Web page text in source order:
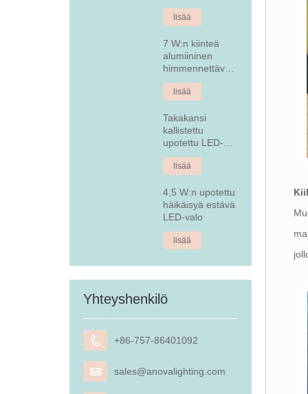
alasvalo
lisää
7 W:n kiinteä
alumiininen
himmennettävä
upotettu LED-
alasvalo
lisää
Takakansi
kallistettu
upotettu LED-
alasvalo
lisää
4,5 W:n upotettu
häikäisyä estävä
LED-valo
lisää
Yhteyshenkilö
 +86-757-86401092
 sales@anovalighting.com